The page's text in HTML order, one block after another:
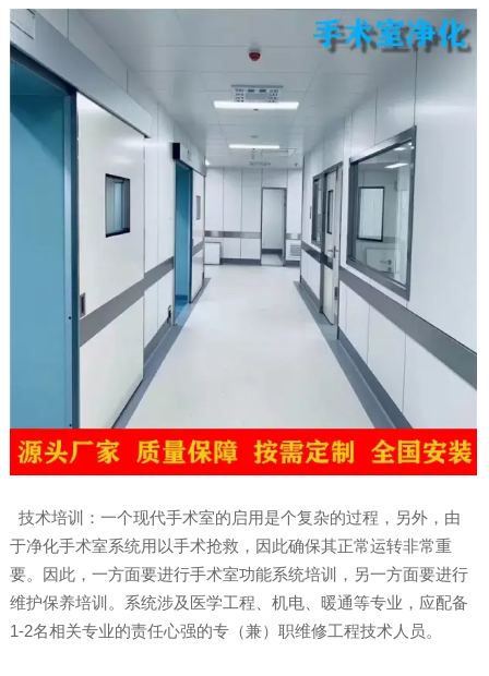
技术培训：一个现代手术室的启用是个复杂的过程，另外，由
于净化手术室系统用以手术抢救，因此确保其正常运转非常重
要。因此，一方面要进行手术室功能系统培训，另一方面要进行
维护保养培训。系统涉及医学工程、机电、暖通等专业，应配备
1-2名相关专业的责任心强的专（兼）职维修工程技术人员。